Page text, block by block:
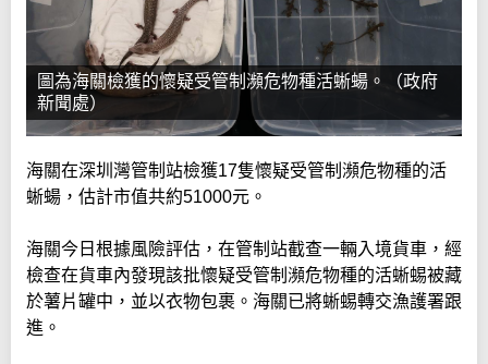
圖為海關檢獲的懷疑受管制瀕危物種活蜥蝪。（政府
新聞處）
海關在深圳灣管制站檢獲17隻懷疑受管制瀕危物種的活
蜥蝪，估計市值共約51000元。
海關今日根據風險評估，在管制站截查一輛入境貨車，經
檢查在貨車內發現該批懷疑受管制瀕危物種的活蜥蜴被藏
於薯片罐中，並以衣物包裹。海關已將蜥蜴轉交漁護署跟
進。